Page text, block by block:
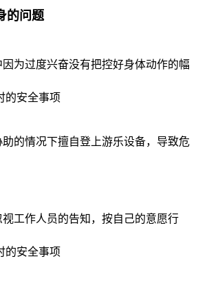
的问题
为过度兴奋没有把控好身体动作的幅
的安全事项
助的情况下擅自登上游乐设备，导致危
工作人员的告知，按自己的意愿行
的安全事项